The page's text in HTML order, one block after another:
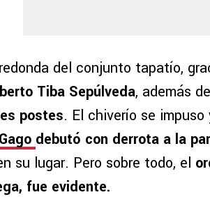
del conjunto tapatío,
Tiba Sepúlveda, además
postes. El chiverío se
debutó con derrota a la
su lugar. Pero sobre todo, el
fue evidente.